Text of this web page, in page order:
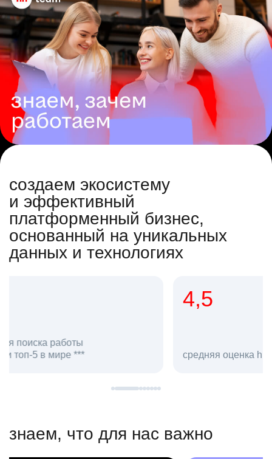
создаем экосистему
и эффективный
платформенный бизнес,
основанный на уникальных
данных и технологиях
средняя оценка hh.ru как работодателя **
в hh.ru
знаем, что для нас важно